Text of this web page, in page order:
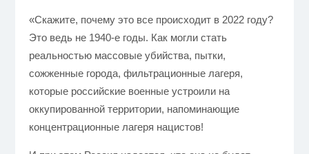
«Скажите, почему это все происходит в 2022 году?
Это ведь не 1940-е годы. Как могли стать
реальностью массовые убийства, пытки,
сожженные города, фильтрационные лагеря,
которые российские военные устроили на
оккупированной территории, напоминающие
концентрационные лагеря нацистов!